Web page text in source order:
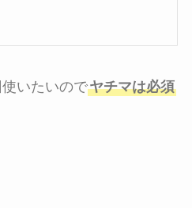
いたいのでヤチマは必須